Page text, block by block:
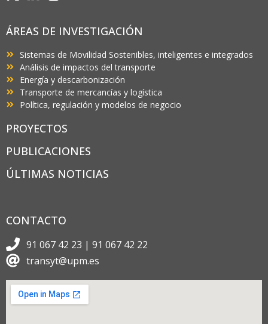
ÁREAS DE INVESTIGACIÓN
Sistemas de Movilidad Sostenibles, inteligentes e integrados
Análisis de impactos del transporte
Energía y descarbonización
Transporte de mercancías y logística
Política, regulación y modelos de negocio
PROYECTOS
PUBLICACIONES
ÚLTIMAS NOTICIAS
CONTACTO
91 067 42 23 | 91 067 42 22
transyt@upm.es